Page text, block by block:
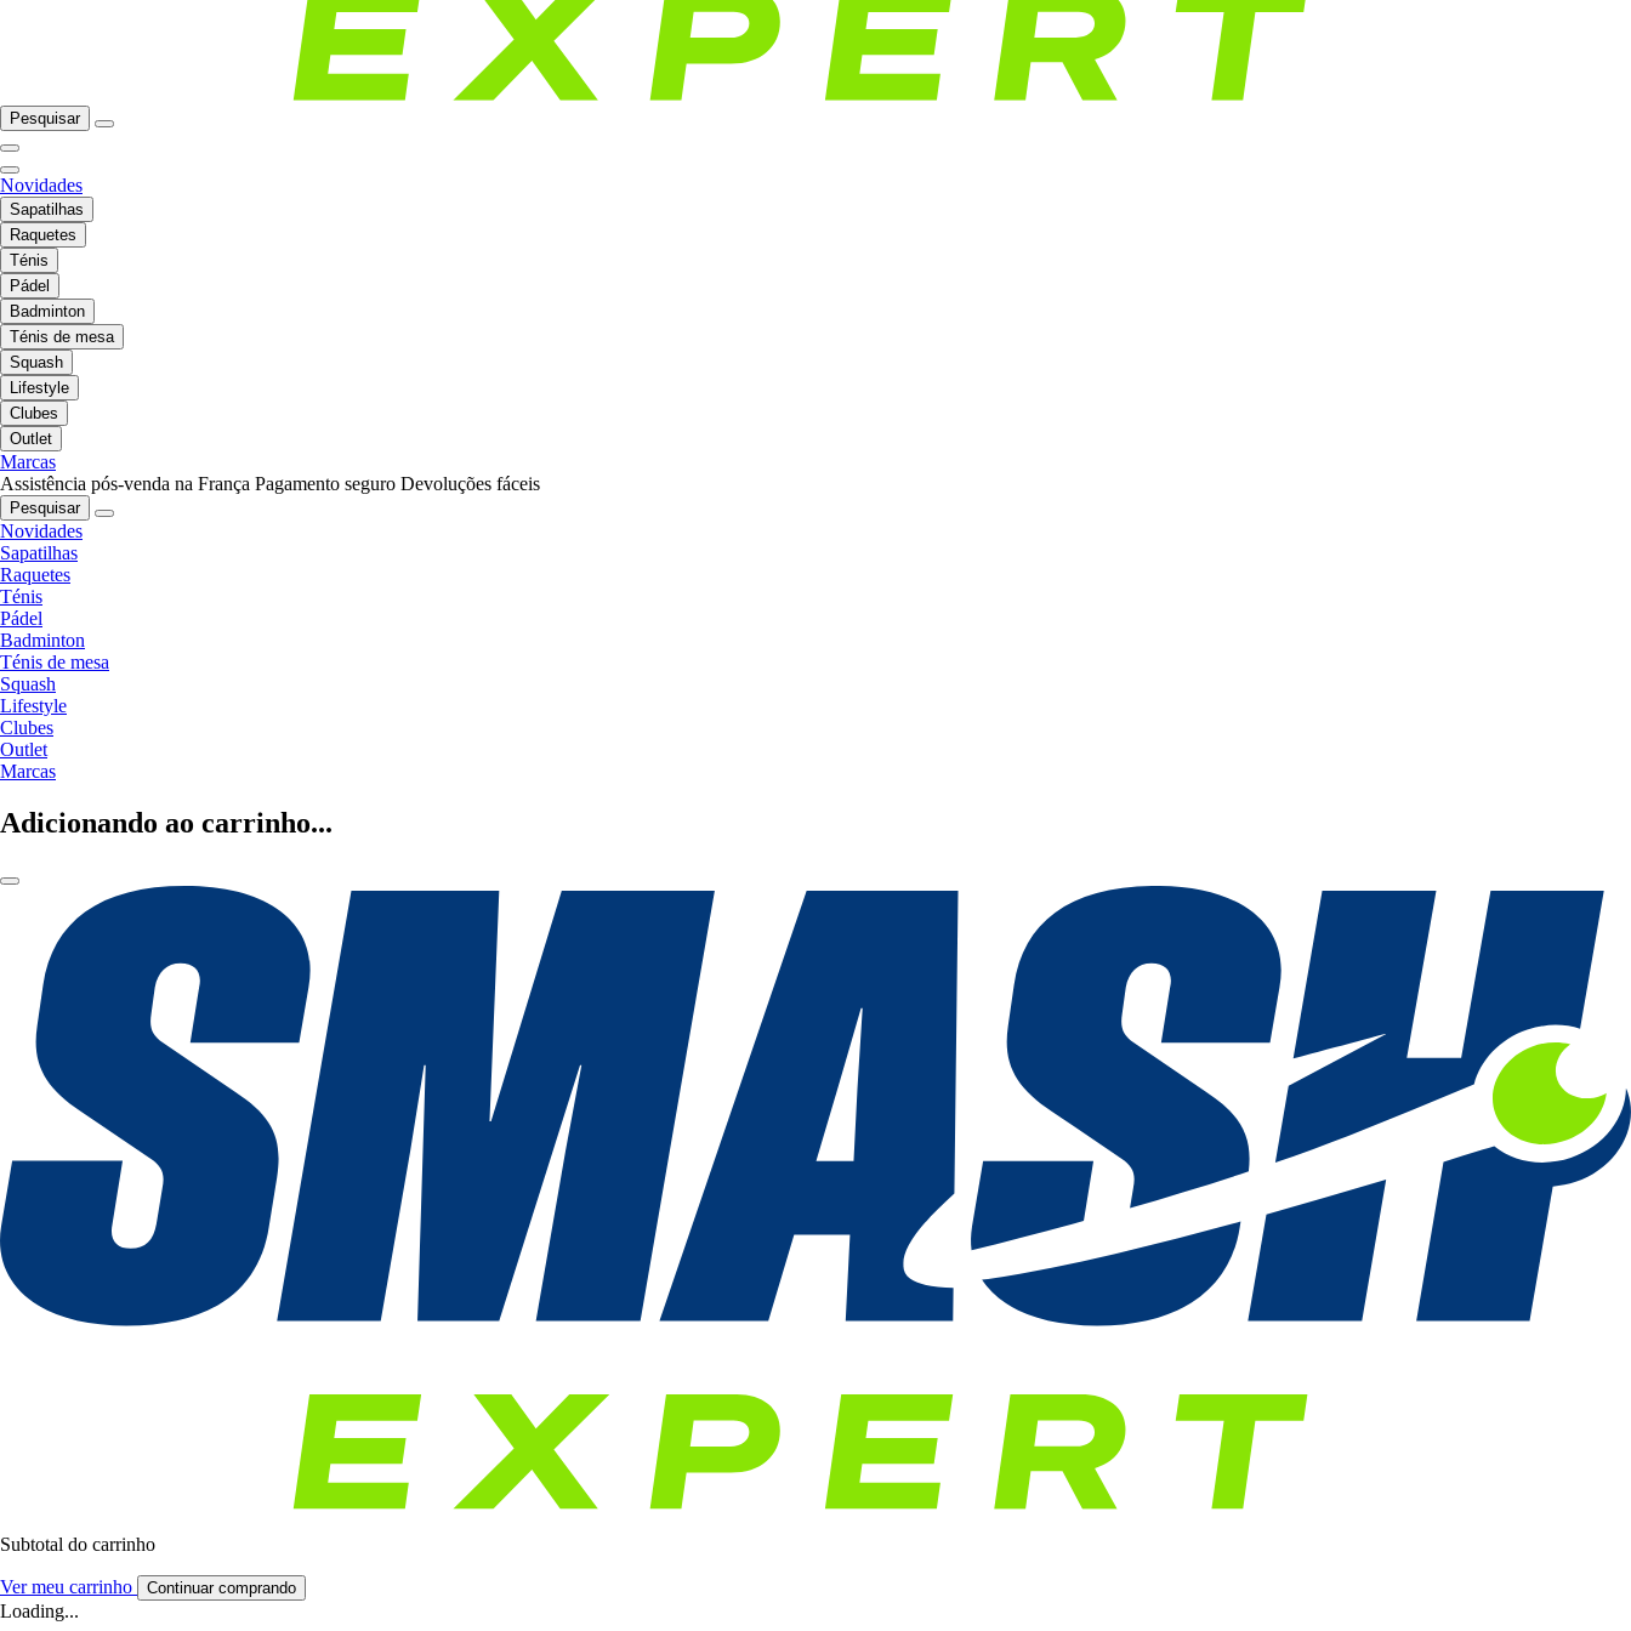
Pesquisar
Novidades
Sapatilhas
Raquetes
Ténis
Pádel
Badminton
Ténis de mesa
Squash
Lifestyle
Clubes
Outlet
Marcas
Assistência pós-venda na França Pagamento seguro Devoluções fáceis
Pesquisar
Novidades
Sapatilhas
Raquetes
Ténis
Pádel
Badminton
Ténis de mesa
Squash
Lifestyle
Clubes
Outlet
Marcas
Adicionando ao carrinho...
Subtotal do carrinho
Ver meu carrinho Continuar comprando
Loading...